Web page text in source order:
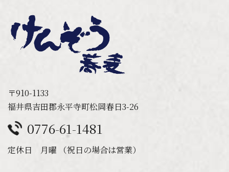
〒910-1133
福井県吉田郡永平寺町松岡春日3-26
0776-61-1481
定休日 月曜 （祝日の場合は営業）